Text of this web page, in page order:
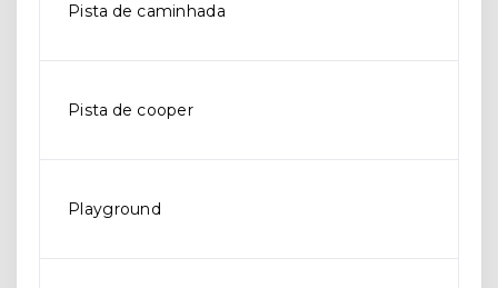
Pista de caminhada
Pista de cooper
Playground